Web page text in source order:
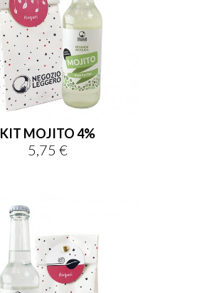
KIT MOJITO 4%
Prezzo
5,75 €